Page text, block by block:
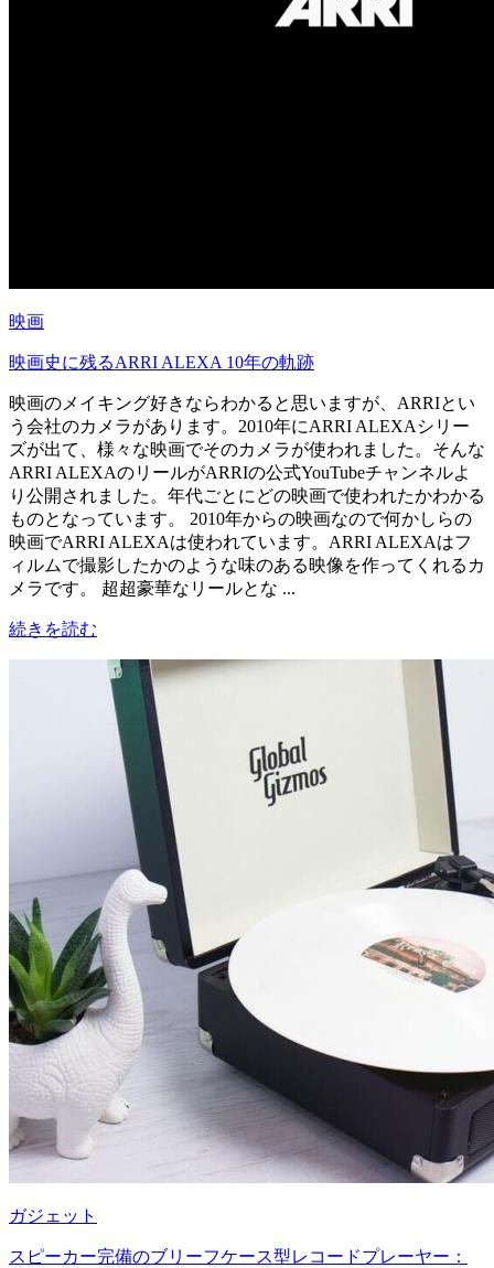
映画
映画史に残るARRI ALEXA 10年の軌跡
映画のメイキング好きならわかると思いますが、ARRIとい
う会社のカメラがあります。2010年にARRI ALEXAシリー
ズが出て、様々な映画でそのカメラが使われました。そんな
ARRI ALEXAのリールがARRIの公式YouTubeチャンネルよ
り公開されました。年代ごとにどの映画で使われたかわかる
ものとなっています。 2010年からの映画なので何かしらの
映画でARRI ALEXAは使われています。ARRI ALEXAはフ
ィルムで撮影したかのような味のある映像を作ってくれるカ
メラです。 超超豪華なリールとな ...
続きを読む
ガジェット
スピーカー完備のブリーフケース型レコードプレーヤー：